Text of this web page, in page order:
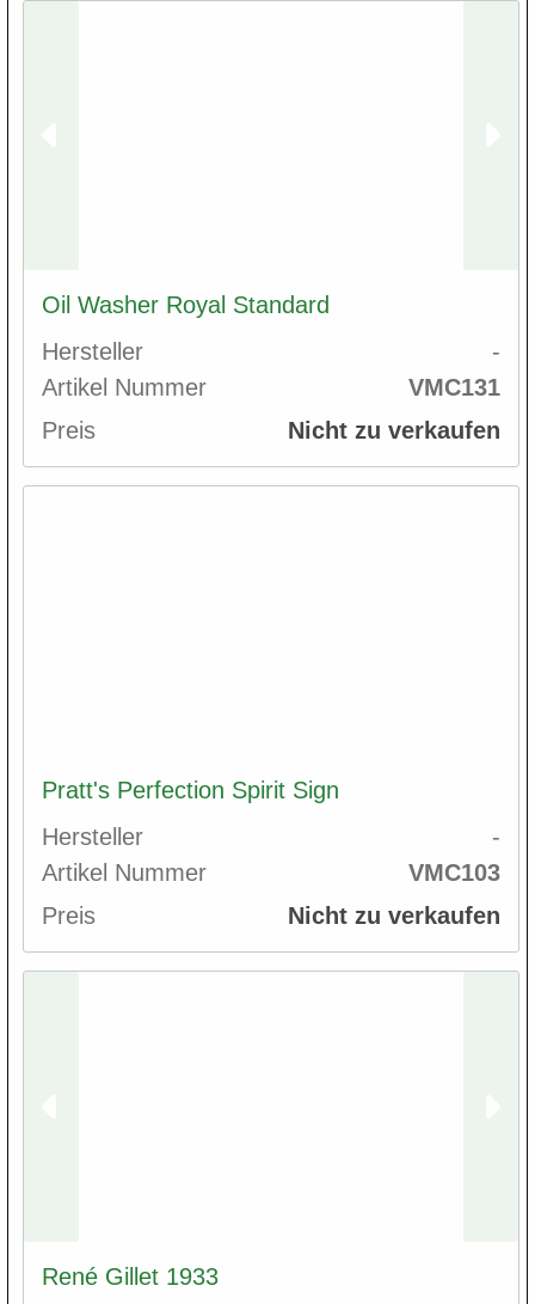
Oil Washer Royal Standard
Hersteller
-
Artikel Nummer
VMC131
Preis
Nicht zu verkaufen
Pratt's Perfection Spirit Sign
Hersteller
-
Artikel Nummer
VMC103
Preis
Nicht zu verkaufen
René Gillet 1933